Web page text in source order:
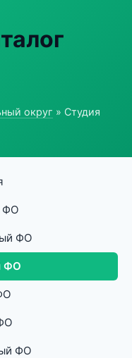
округ » Студия
ФО
ФО
ФО
ФО